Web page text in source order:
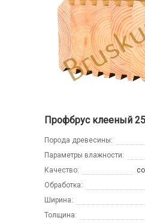
Профбрус клееный
Порода древесины:
Параметры влажности:
Качество:
Обработка:
Ширина:
Толщина: